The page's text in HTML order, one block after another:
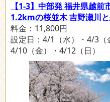
【1-3】中部発 福井県越
1.2kmの桜並木 吉野瀬川
料金：11,800円
設定日：4/1（水）・4/3（
4/10（金）・4/12（日）